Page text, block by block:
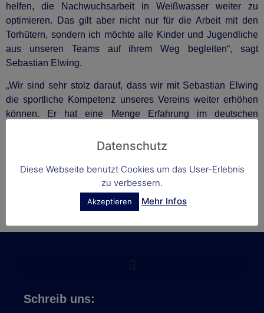
helfen, die Nachwuchsarbeit in Weißwasser weiter zu
optimieren. Das gilt aber nicht nur für die Arbeit mit den
Torhütern, sondern ich möchte alle Kinder und Jugendliche
aus unseren Teams auf ihrem Weg begleiten“, sagt
Sebastian Elwing.
„Wir sind sehr stolz darauf, dass wir mit Sebastian Elwing
die sportliche Kompetenz unseres Vereins weiter erhöhen
können. Er hat eine Menge Erfahrung im deutschen
so Vereinsvorsitzender Bernard Stefan.
Andreas Friebel
EHC Lausitzer Füchse
Schreib uns:
Datenschutz
Diese Webseite benutzt Cookies um das User-Erlebnis
zu verbessern.
Akzeptieren Mehr Infos